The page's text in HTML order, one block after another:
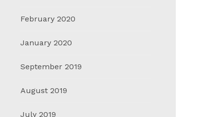
February 2020
January 2020
September 2019
August 2019
July 2019